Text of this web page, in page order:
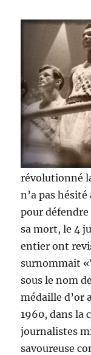
révolutionné
n’a pas
pour défendre
sa mort, le 4
entier ont
surnommait
sous le nom
médaille d’or
1960, dans la
journalistes
savoureuse